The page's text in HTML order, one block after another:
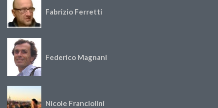
Fabrizio Ferretti
Federico Magnani
Nicole Franciolini